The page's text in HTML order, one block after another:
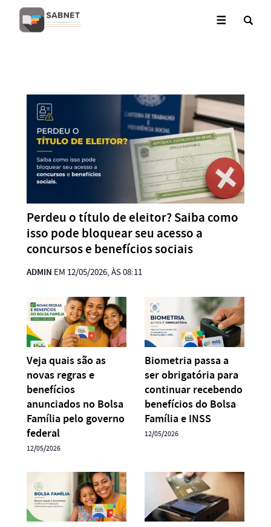
Perdeu o título de eleitor? Saiba como
isso pode bloquear seu acesso a
concursos e benefícios sociais
ADMIN EM 12/05/2026, ÀS 08:11
Veja quais são as
novas regras e
benefícios
anunciados no Bolsa
Família pelo governo
federal
12/05/2026
Biometria passa a
ser obrigatória para
continuar recebendo
benefícios do Bolsa
Família e INSS
12/05/2026